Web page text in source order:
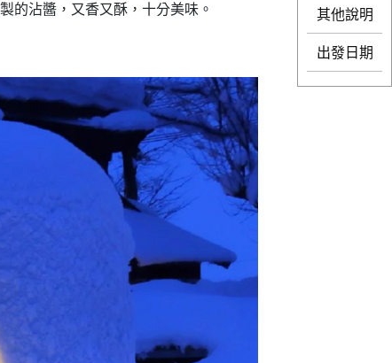
其他說明
出發日期
的沾醬，又香又酥，十分美味。